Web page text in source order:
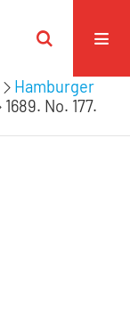
Hamburger
1689. No. 177.